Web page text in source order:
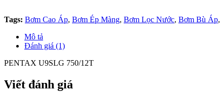
Tags: Bơm Cao Áp, Bơm Ép Màng, Bơm Lọc Nước, Bơm Bù Áp,
Mô tả
Đánh giá (1)
PENTAX U9SLG 750/12T
Viết đánh giá